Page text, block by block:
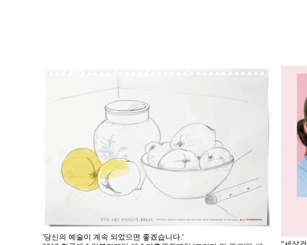
'당신의 예술이 계속 되었으면 좋겠습니다.'